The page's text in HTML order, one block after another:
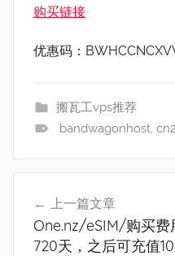
购买链接
优惠码：
搬瓦工vps推荐
bandwagonhost,
上一篇文章
One.nz/eSIM/购买费
720天，之后可充值